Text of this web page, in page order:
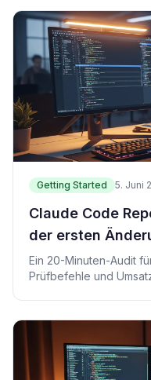
Getting Started 5. Juni
Claude Code
der ersten
Ein 20-Minuten-Audit
Prüfbefehle und